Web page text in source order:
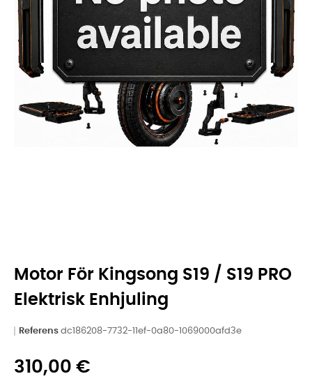
Motor För Kingsong S19 / S19 PRO
Elektrisk Enhjuling
Referens dc186208-7732-11ef-0a80-1069000afd3e
310,00 €